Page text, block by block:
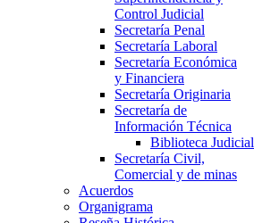
Control Judicial
Secretaría Penal
Secretaría Laboral
Secretaría Económica
y Financiera
Secretaría Originaria
Secretaría de
Información Técnica
Biblioteca Judicial
Secretaría Civil,
Comercial y de minas
Acuerdos
Organigrama